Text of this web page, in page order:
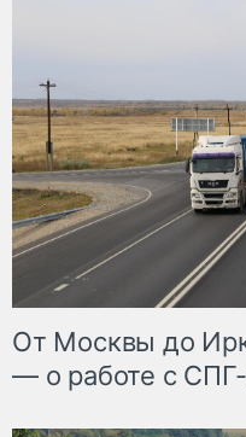
От Москвы до
— о работе с